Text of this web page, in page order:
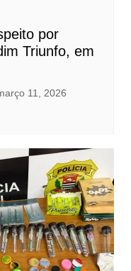
por
Triunfo, em
11, 2026